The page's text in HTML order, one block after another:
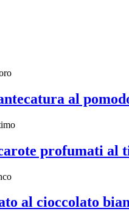
al
profumati al
al cioccolato